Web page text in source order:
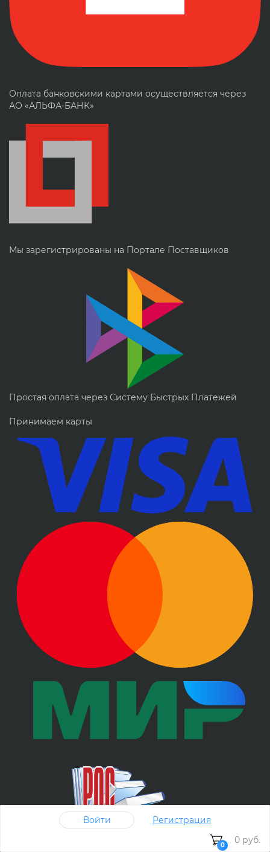
Оплата банковскими картами осуществляется через
АО «АЛЬФА-БАНК»
Мы зарегистрированы на Портале Поставщиков
Простая оплата через Систему Быстрых Платежей
Принимаем карты
Войти Регистрация
0 0 руб.